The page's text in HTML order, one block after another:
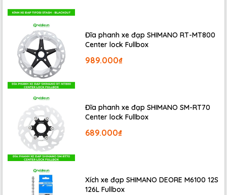
Đĩa phanh xe đạp SHIMANO RT-MT800
Center lock Fullbox
989.000₫
Đĩa phanh xe đạp SHIMANO SM-RT70
Center lock Fullbox
689.000₫
Xích xe đạp SHIMANO DEORE M6100 12S
126L Fullbox